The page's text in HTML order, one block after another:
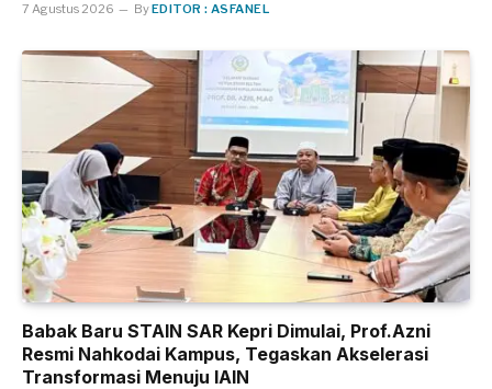
7 Agustus 2026 ByEDITOR : ASFANEL
Babak Baru STAIN SAR Kepri Dimulai, Prof.Azni
Resmi Nahkodai Kampus, Tegaskan Akselerasi
Transformasi Menuju IAIN